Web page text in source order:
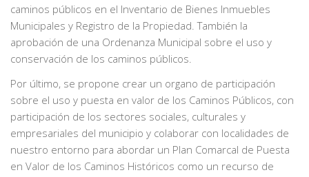
caminos públicos en el Inventario de Bienes Inmuebles
Municipales y Registro de la Propiedad. También la
aprobación de una Ordenanza Municipal sobre el uso y
conservación de los caminos públicos.
Por último, se propone crear un organo de participación
sobre el uso y puesta en valor de los Caminos Públicos, con
participación de los sectores sociales, culturales y
empresariales del municipio y colaborar con localidades de
nuestro entorno para abordar un Plan Comarcal de Puesta
en Valor de los Caminos Históricos como un recurso de